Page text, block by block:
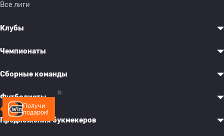
Получи
подарок!
Все лиги
Клубы
Чемпионаты
Сборные команды
Футболисты
Предложения букмекеров